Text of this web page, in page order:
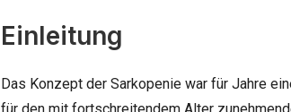
Einleitung
Das Konzept der Sarkopenie war für Jahre